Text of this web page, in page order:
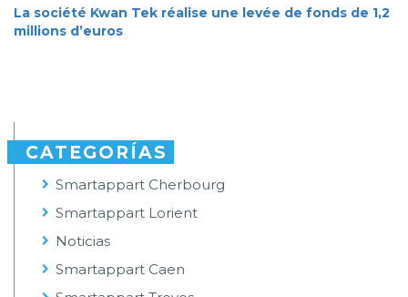
La société Kwan Tek réalise une levée de fonds de 1,2
millions d’euros
CATEGORÍAS
Smartappart Cherbourg
Smartappart Lorient
Noticias
Smartappart Caen